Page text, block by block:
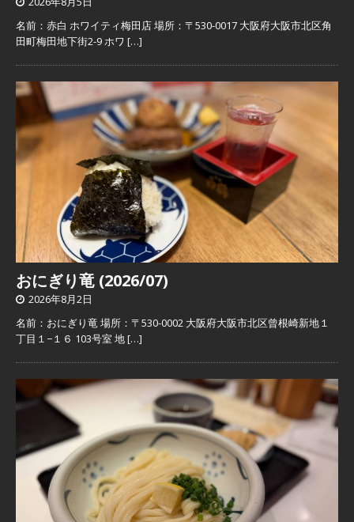
名前：赤白 ホワイティ梅田店 場所：〒530-0017 大阪府大阪市北区角
田町梅田地下街2-9 ホワ […]
おにぎり竜 (2026/07)
2026年8月2日
名前：おにぎり竜 場所：〒530-0002 大阪府大阪市北区曾根崎新地１
丁目１−１６ 103号室 地[…]